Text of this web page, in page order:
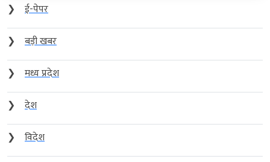
❯
ई-पेपर
❯
बड़ी खबर
❯
मध्य प्रदेश
❯
देश
❯
विदेश